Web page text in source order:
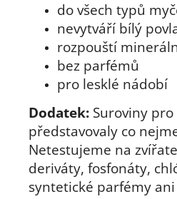
do všech typů
nevytváří bílý
rozpouští
bez parfémů
pro lesklé nádobí
Dodatek: Suroviny
představovaly co
Netestujeme na
deriváty, fosfonáty,
syntetické parfémy